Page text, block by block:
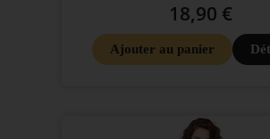
18,90 €
Ajouter au panier